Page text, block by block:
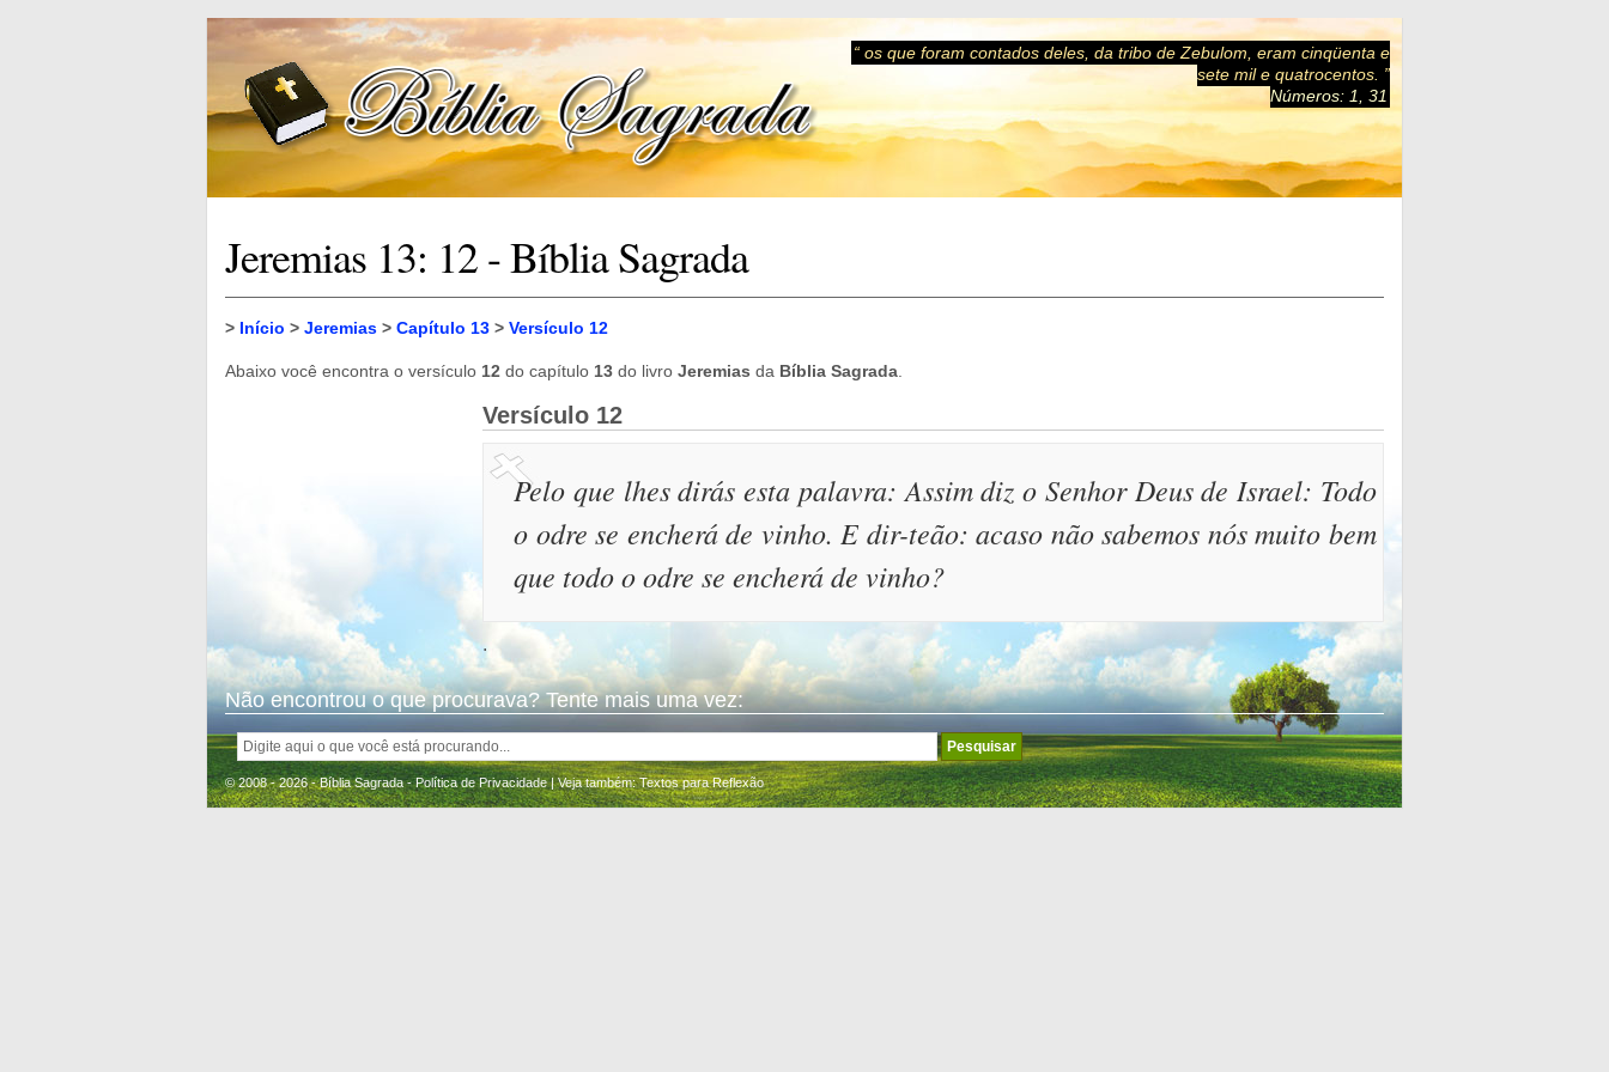
“ os que foram contados deles, da tribo de Zebulom, eram cinqüenta e
sete mil e quatrocentos. ”
Números: 1, 31
Jeremias 13: 12 - Bíblia Sagrada
> Início > Jeremias > Capítulo 13 > Versículo 12
Abaixo você encontra o versículo 12 do capítulo 13 do livro Jeremias da Bíblia Sagrada
Versículo 12
Pelo que lhes dirás esta palavra: Assim diz o Senhor Deus de Israel: Todo
o odre se encherá de vinho. E dir-teão: acaso não sabemos nós muito bem
que todo o odre se encherá de vinho?
.
Não encontrou o que procurava? Tente mais uma vez:
© 2008 - 2026 - Bíblia Sagrada -Política de Privacidade| Veja também:Textos para Reflexão